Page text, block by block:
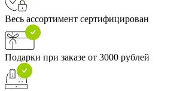
Весь ассортимент сертифицирован
Подарки при заказе от 3000 рублей